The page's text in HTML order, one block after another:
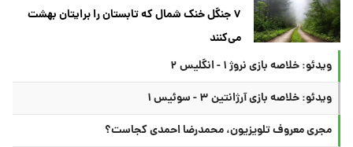
۷ جنگل خنک شمال که تابستان را برایتان بهشت
می‌کنند
ویدئو: خلاصه بازی نروژ ۱ - انگلیس ۲
ویدئو: خلاصه بازی آرژانتین ۳ - سوئیس ۱
مجری معروف تلویزیون، محمدرضا احمدی کجاست؟